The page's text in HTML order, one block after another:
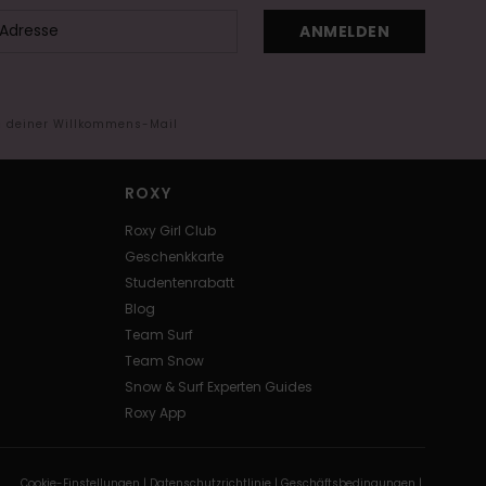
ANMELDEN
Willkommens-Mail
ROXY
Roxy Girl Club
Geschenkkarte
Studentenrabatt
Blog
Team Surf
Team Snow
Snow & Surf Experten Guides
Roxy App